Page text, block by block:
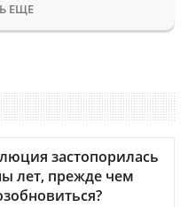
ЕЩЕ
застопорилась
лет, прежде чем